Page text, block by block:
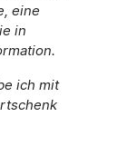
eine
in
ich mit